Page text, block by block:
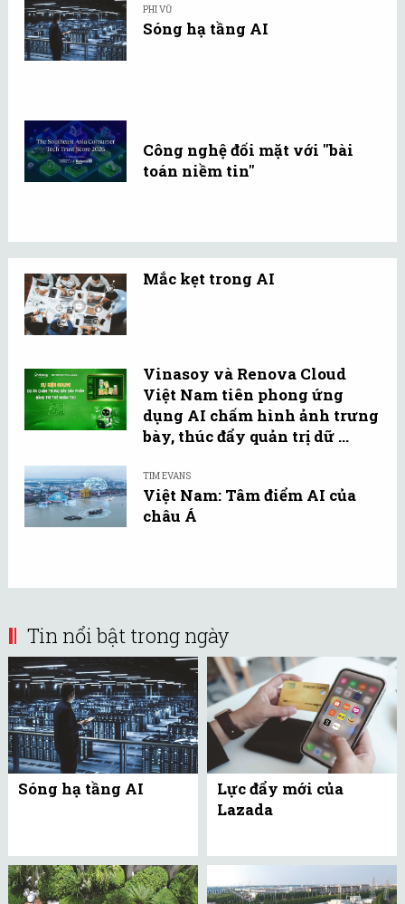
PHI VŨ
Sóng hạ tầng AI
Công nghệ đối mặt với "bài
toán niềm tin"
Mắc kẹt trong AI
Vinasoy và Renova Cloud
Việt Nam tiên phong ứng
dụng AI chấm hình ảnh trưng
bày, thúc đẩy quản trị dữ ...
TIM EVANS
Việt Nam: Tâm điểm AI của
châu Á
Tin nổi bật trong ngày
Sóng hạ tầng AI
Lực đẩy mới của
Lazada